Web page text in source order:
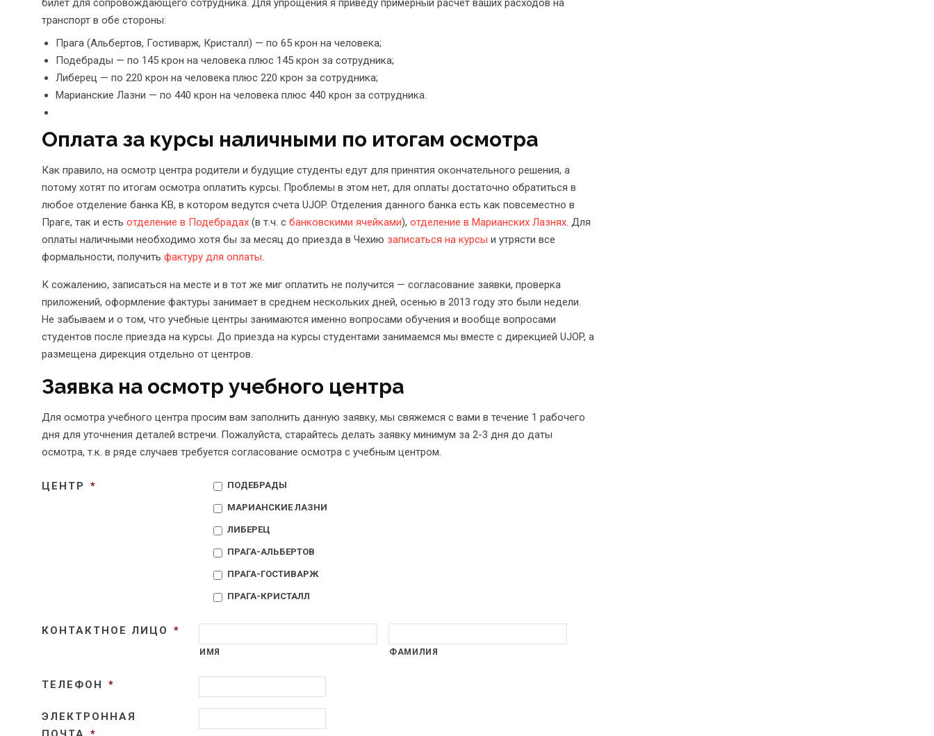
билет для сопровождающего сотрудника. Для упрощения я приведу примерный расчет ваших расходов на
транспорт в обе стороны:
Прага (Альбертов, Гостиварж, Кристалл) — по 65 крон на человека;
Подебрады — по 145 крон на человека плюс 145 крон за сотрудника;
Либерец — по 220 крон на человека плюс 220 крон за сотрудника;
Марианские Лазни — по 440 крон на человека плюс 440 крон за сотрудника.
Оплата за курсы наличными по итогам осмотра
Как правило, на осмотр центра родители и будущие студенты едут для принятия окончательного решения, а
потому хотят по итогам осмотра оплатить курсы. Проблемы в этом нет, для оплаты достаточно обратиться в
любое отделение банка KB, в котором ведутся счета UJOP. Отделения данного банка есть как повсеместно в
Праге, так и есть отделение в Подебрадах (в т.ч. с банковскими ячейками), отделение в Марианских Лазнях. Для
оплаты наличными необходимо хотя бы за месяц до приезда в Чехию записаться на курсы и утрясти все
формальности, получить фактуру для оплаты.
К сожалению, записаться на месте и в тот же миг оплатить не получится — согласование заявки, проверка
приложений, оформление фактуры занимает в среднем нескольких дней, осенью в 2013 году это были недели.
Не забываем и о том, что учебные центры занимаются именно вопросами обучения и вообще вопросами
студентов после приезда на курсы. До приезда на курсы студентами занимаемся мы вместе с дирекцией UJOP, а
размещена дирекция отдельно от центров.
Заявка на осмотр учебного центра
Для осмотра учебного центра просим вам заполнить данную заявку, мы свяжемся с вами в течение 1 рабочего
дня для уточнения деталей встречи. Пожалуйста, старайтесь делать заявку минимум за 2-3 дня до даты
осмотра, т.к. в ряде случаев требуется согласование осмотра с учебным центром.
ЦЕНТР * ПОДЕБРАДЫ
МАРИАНСКИЕ ЛАЗНИ
ЛИБЕРЕЦ
ПРАГА-АЛЬБЕРТОВ
ПРАГА-ГОСТИВАРЖ
ПРАГА-КРИСТАЛЛ
КОНТАКТНОЕ ЛИЦО *
ИМЯ ФАМИЛИЯ
ТЕЛЕФОН *
ЭЛЕКТРОННАЯ